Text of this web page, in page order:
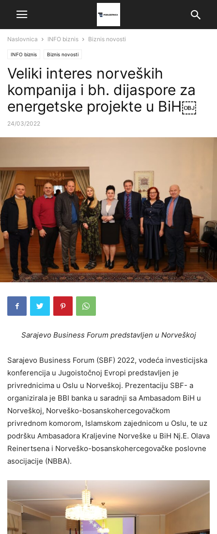
Naslovnica INFO biznis Biznis novosti
INFO biznis Biznis novosti
Veliki interes norveških
kompanija i bh. dijaspore za
energetske projekte u BiH￼
24/03/2022
Sarajevo Business Forum predstavljen u Norveškoj
Sarajevo Business Forum (SBF) 2022, vodeća investicijska
konferencija u Jugoistočnoj Evropi predstavljen je
privrednicima u Oslu u Norveškoj. Prezentaciju SBF- a
organizirala je BBI banka u saradnji sa Ambasadom BiH u
Norveškoj, Norveško-bosanskohercegovačkom
privrednom komorom, Islamskom zajednicom u Oslu, te uz
podršku Ambasadora Kraljevine Norveške u BiH Nj.E. Olava
Reinertsena i Norveško-bosanskohercegovačke poslovne
asocijacije (NBBA).